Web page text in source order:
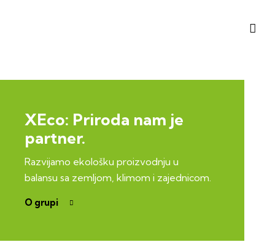
XEco: Priroda nam je
partner.
Razvijamo ekološku proizvodnju u
balansu sa zemljom, klimom i zajednicom.
O grupi